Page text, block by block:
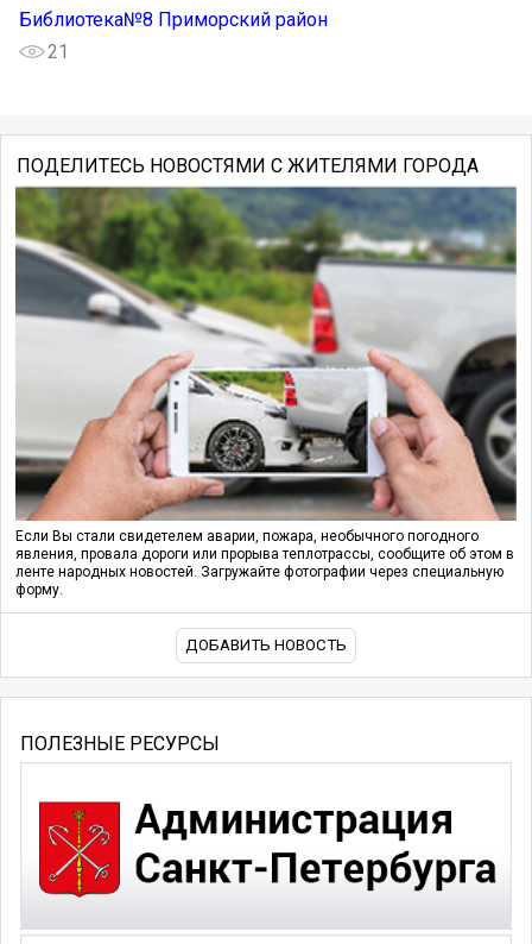
Библиотека№8 Приморский район
21
ПОДЕЛИТЕСЬ НОВОСТЯМИ С ЖИТЕЛЯМИ ГОРОДА
Если Вы стали свидетелем аварии, пожара, необычного погодного
явления, провала дороги или прорыва теплотрассы, сообщите об этом в
ленте народных новостей. Загружайте фотографии через специальную
форму.
ДОБАВИТЬ НОВОСТЬ
ПОЛЕЗНЫЕ РЕСУРСЫ